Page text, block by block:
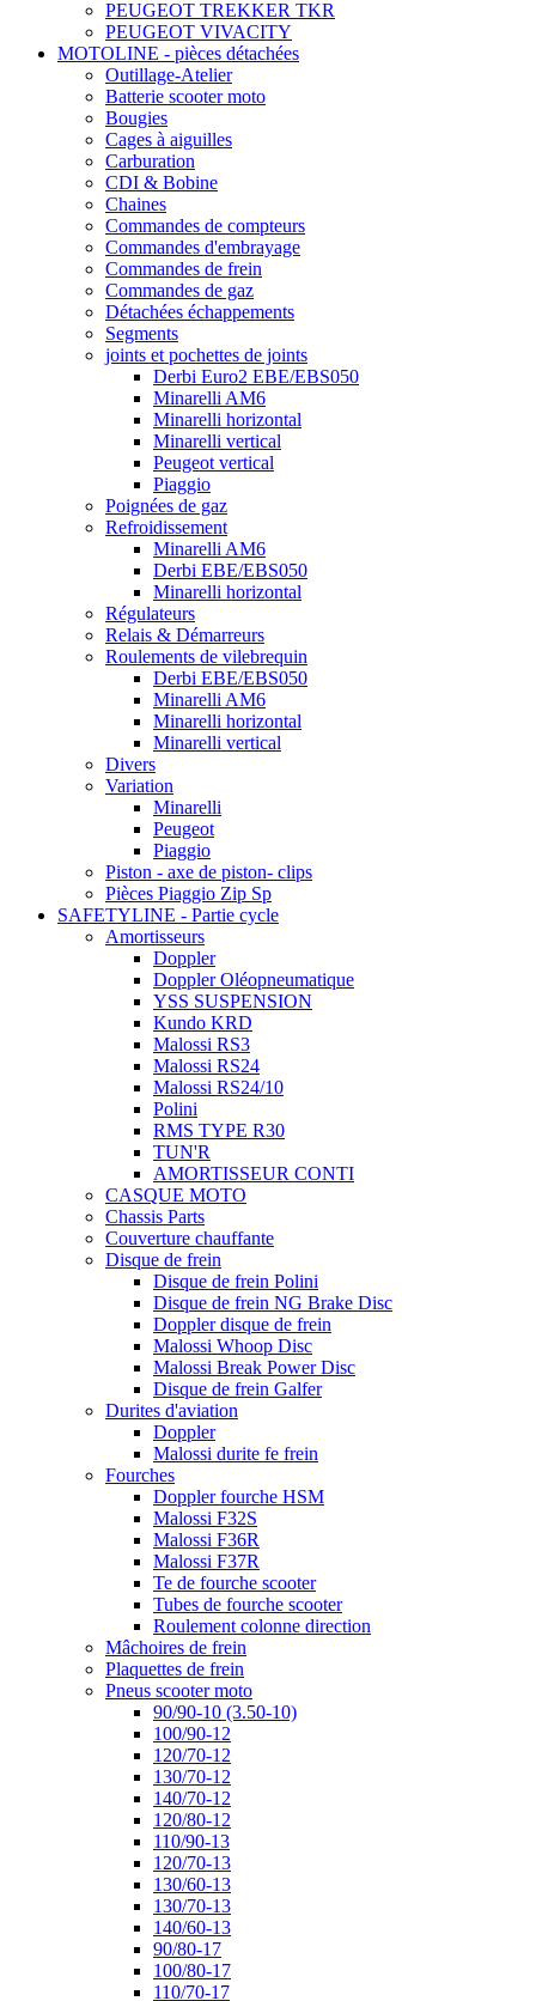
PEUGEOT TREKKER TKR
PEUGEOT VIVACITY
MOTOLINE - pièces détachées
Outillage-Atelier
Batterie scooter moto
Bougies
Cages à aiguilles
Carburation
CDI & Bobine
Chaines
Commandes de compteurs
Commandes d'embrayage
Commandes de frein
Commandes de gaz
Détachées échappements
Segments
joints et pochettes de joints
Derbi Euro2 EBE/EBS050
Minarelli AM6
Minarelli horizontal
Minarelli vertical
Peugeot vertical
Piaggio
Poignées de gaz
Refroidissement
Minarelli AM6
Derbi EBE/EBS050
Minarelli horizontal
Régulateurs
Relais & Démarreurs
Roulements de vilebrequin
Derbi EBE/EBS050
Minarelli AM6
Minarelli horizontal
Minarelli vertical
Divers
Variation
Minarelli
Peugeot
Piaggio
Piston - axe de piston- clips
Pièces Piaggio Zip Sp
SAFETYLINE - Partie cycle
Amortisseurs
Doppler
Doppler Oléopneumatique
YSS SUSPENSION
Kundo KRD
Malossi RS3
Malossi RS24
Malossi RS24/10
Polini
RMS TYPE R30
TUN'R
AMORTISSEUR CONTI
CASQUE MOTO
Chassis Parts
Couverture chauffante
Disque de frein
Disque de frein Polini
Disque de frein NG Brake Disc
Doppler disque de frein
Malossi Whoop Disc
Malossi Break Power Disc
Disque de frein Galfer
Durites d'aviation
Doppler
Malossi durite fe frein
Fourches
Doppler fourche HSM
Malossi F32S
Malossi F36R
Malossi F37R
Te de fourche scooter
Tubes de fourche scooter
Roulement colonne direction
Mâchoires de frein
Plaquettes de frein
Pneus scooter moto
90/90-10 (3.50-10)
100/90-12
120/70-12
130/70-12
140/70-12
120/80-12
110/90-13
120/70-13
130/60-13
130/70-13
140/60-13
90/80-17
100/80-17
110/70-17